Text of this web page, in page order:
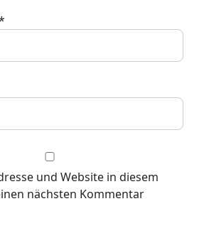
und Website in diesem
nächsten Kommentar